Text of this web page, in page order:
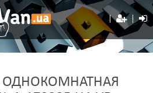
ОДНОКОМНАТНАЯ